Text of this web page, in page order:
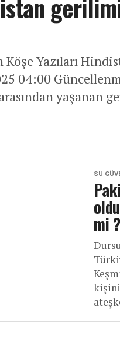
Köşe Yazıları
04:00
yaşanan
SU
mi ?